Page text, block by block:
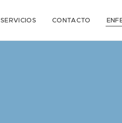
SERVICIOS CONTACTO